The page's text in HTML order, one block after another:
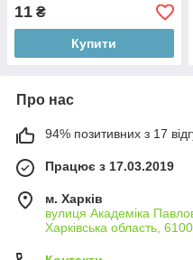
FH0-14 1 метр ANDI PROF
11 ₴
Купити
Про нас
94% позитивних з 17
Працює з 17.03.2019
м. Харків
вулиця Академіка
Харківська область,